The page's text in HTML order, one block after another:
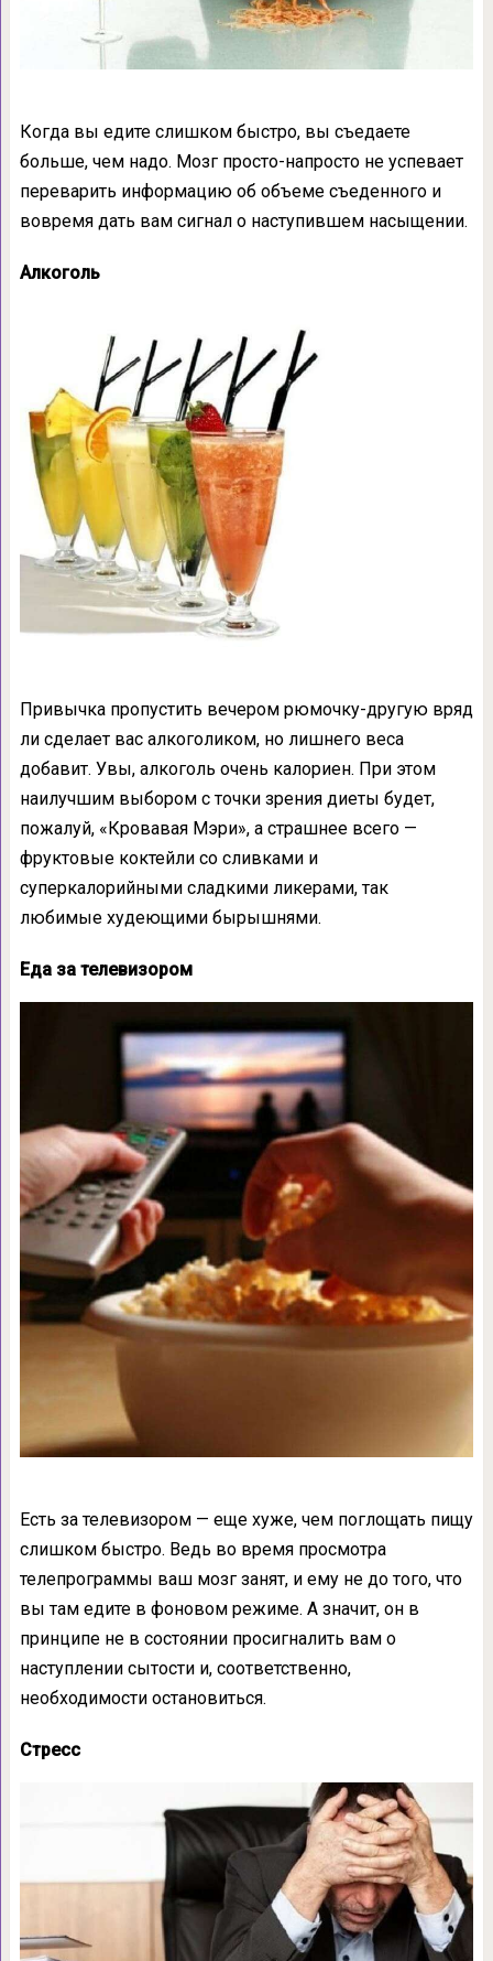
Когда вы едите слишком быстро, вы съедаете
больше, чем надо. Мозг просто-напросто не успевает
переварить информацию об объеме съеденного и
вовремя дать вам сигнал о наступившем насыщении.
Алкоголь
Привычка пропустить вечером рюмочку-другую вряд
ли сделает вас алкоголиком, но лишнего веса
добавит. Увы, алкоголь очень калориен. При этом
наилучшим выбором с точки зрения диеты будет,
пожалуй, «Кровавая Мэри», а страшнее всего —
фруктовые коктейли со сливками и
суперкалорийными сладкими ликерами, так
любимые худеющими бырышнями.
Еда за телевизором
Есть за телевизором — еще хуже, чем поглощать пищу
слишком быстро. Ведь во время просмотра
телепрограммы ваш мозг занят, и ему не до того, что
вы там едите в фоновом режиме. А значит, он в
принципе не в состоянии просигналить вам о
наступлении сытости и, соответственно,
необходимости остановиться.
Стресс